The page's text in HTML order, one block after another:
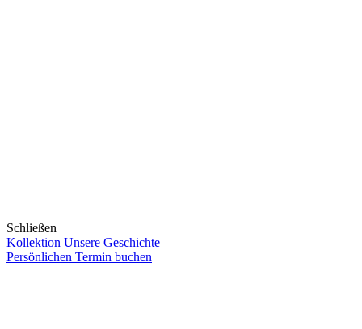
Schließen
Kollektion Unsere Geschichte
Persönlichen Termin buchen